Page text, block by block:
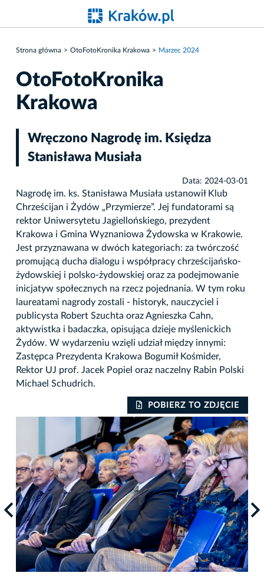
Strona główna OtoFotoKronika Krakowa Marzec 2024
OtoFotoKronika
Krakowa
Wręczono Nagrodę im. Księdza
Stanisława Musiała
Data: 2024-03-01
Nagrodę im. ks. Stanisława Musiała ustanowił Klub
Chrześcijan i Żydów „Przymierze”. Jej fundatorami są
rektor Uniwersytetu Jagiellońskiego, prezydent
Krakowa i Gmina Wyznaniowa Żydowska w Krakowie.
Jest przyznawana w dwóch kategoriach: za twórczość
promującą ducha dialogu i współpracy chrześcijańsko-
żydowskiej i polsko-żydowskiej oraz za podejmowanie
inicjatyw społecznych na rzecz pojednania. W tym roku
laureatami nagrody zostali - historyk, nauczyciel i
publicysta Robert Szuchta oraz Agnieszka Cahn,
aktywistka i badaczka, opisująca dzieje myślenickich
Żydów. W wydarzeniu wzięli udział między innymi:
Zastępca Prezydenta Krakowa Bogumił Kośmider,
Rektor UJ prof. Jacek Popiel oraz naczelny Rabin Polski
Michael Schudrich.
POBIERZ TO ZDJĘCIE